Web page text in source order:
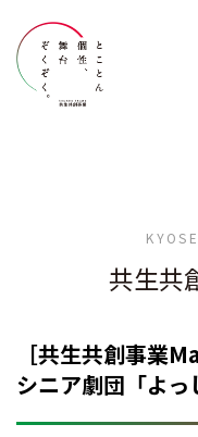
共生共
［共生共創事業
シニア劇団「よ